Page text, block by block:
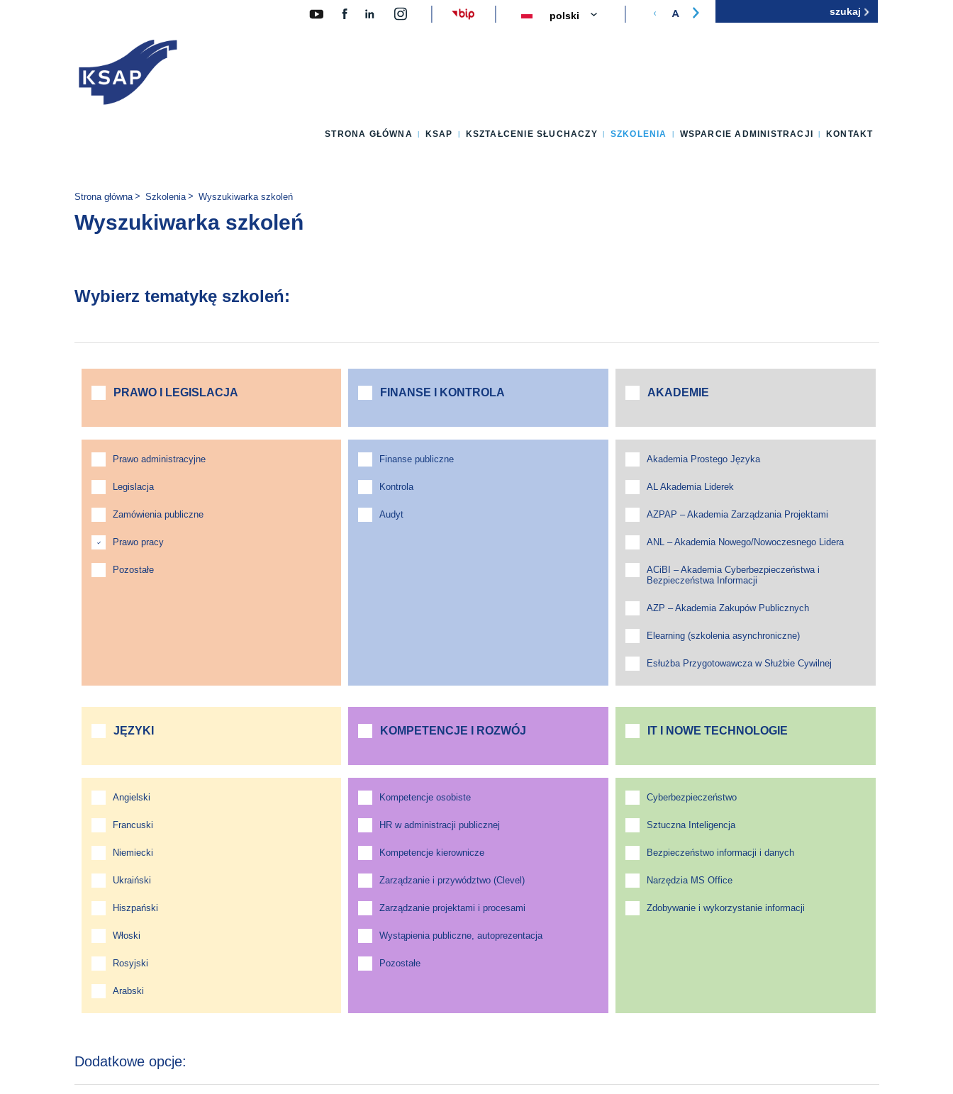
Zmień wersję językową strony
STRONA GŁÓWNA KSAP KSZTAŁCENIE SŁUCHACZY SZKOLENIA WSPARCIE ADMINISTRACJI KONTAKT
Jesteś tutaj:
Strona główna Szkolenia Wyszukiwarka szkoleń
Wyszukiwarka szkoleń
Wybierz tematykę szkoleń:
PRAWO I LEGISLACJA
Prawo administracyjne
Legislacja
Zamówienia publiczne
Prawo pracy
Pozostałe
FINANSE I KONTROLA
Finanse publiczne
Kontrola
Audyt
AKADEMIE
Akademia Prostego Języka
AL Akademia Liderek
AZPAP – Akademia Zarządzania Projektami
ANL – Akademia Nowego/Nowoczesnego Lidera
ACiBI – Akademia Cyberbezpieczeństwa i
Bezpieczeństwa Informacji
AZP – Akademia Zakupów Publicznych
Elearning (szkolenia asynchroniczne)
Esłużba Przygotowawcza w Służbie Cywilnej
JĘZYKI
Angielski
Francuski
Niemiecki
Ukraiński
Hiszpański
Włoski
Rosyjski
Arabski
KOMPETENCJE I ROZWÓJ
Kompetencje osobiste
HR w administracji publicznej
Kompetencje kierownicze
Zarządzanie i przywództwo (Clevel)
Zarządzanie projektami i procesami
Wystąpienia publiczne, autoprezentacja
Pozostałe
IT I NOWE TECHNOLOGIE
Cyberbezpieczeństwo
Sztuczna Inteligencja
Bezpieczeństwo informacji i danych
Narzędzia MS Office
Zdobywanie i wykorzystanie informacji